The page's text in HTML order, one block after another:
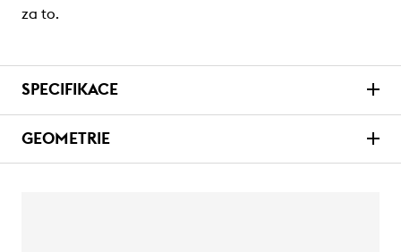
za to.
SPECIFIKACE
GEOMETRIE